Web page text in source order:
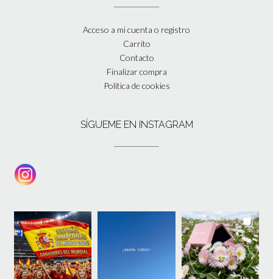
Acceso a mi cuenta o registro
Carrito
Contacto
Finalizar compra
Política de cookies
SÍGUEME EN INSTAGRAM